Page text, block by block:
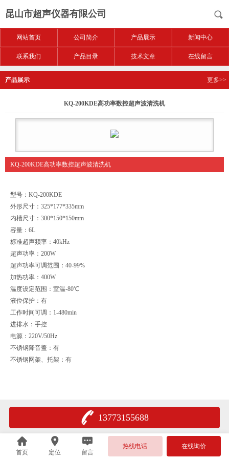
昆山市超声仪器有限公司
网站首页 公司简介 产品展示 新闻中心
联系我们 产品目录 技术文章 在线留言
产品展示 更多>>
KQ-200KDE高功率数控超声波清洗机
KQ-200KDE高功率数控超声波清洗机
型号：KQ-200KDE
外形尺寸：325*177*335mm
内槽尺寸：300*150*150mm
容量：6L
标准超声频率：40kHz
超声功率：200W
超声功率可调范围：40-99%
加热功率：400W
温度设定范围：室温-80℃
液位保护：有
工作时间可调：1-480min
进排水：手控
电源：220V/50Hz
不锈钢降音盖：有
不锈钢网架、托架：有
13773155688
首页 定位 留言
热线电话 在线询价